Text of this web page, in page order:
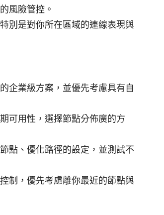
風險管控。
別是對你所在區域的連線表現與
企業級方案，並優先考慮具有自
可用性，選擇節點分佈廣的方
點、優化路徑的設定，並測試不
制，優先考慮離你最近的節點與